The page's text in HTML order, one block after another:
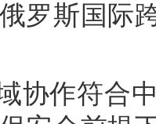
罗斯国际
协作符合